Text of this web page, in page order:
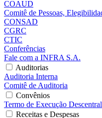
COAUD
Comitê de Pessoas,
CONSAD
CGRC
CTIC
Conferências
Fale com a INFRA S.A.
Auditorias
Auditoria Interna
Comitê de Auditoria
Convênios
Termo de Execução
Receitas e Despesas